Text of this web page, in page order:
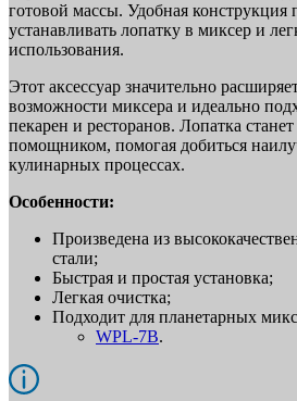
готовой массы. Удобная конструкция
устанавливать лопатку в миксер и
использования.
Этот аксессуар значительно
возможности миксера и идеально
пекарен и ресторанов. Лопатка
помощником, помогая добиться
кулинарных процессах.
Особенности:
Произведена из
стали;
Быстрая и простая установка;
Легкая очистка;
Подходит для планетарных
WPL-7B.